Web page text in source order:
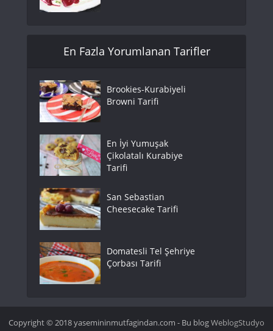
En Fazla Yorumlanan Tarifler
Brookies-Kurabiyeli
Browni Tarifi
En İyi Yumuşak
Çikolatalı Kurabiye
Tarifi
San Sebastian
Cheesecake Tarifi
Domatesli Tel Şehriye
Çorbası Tarifi
Copyright © 2018 yasemininmutfagindan.com - Bu blogWeblogStudyo